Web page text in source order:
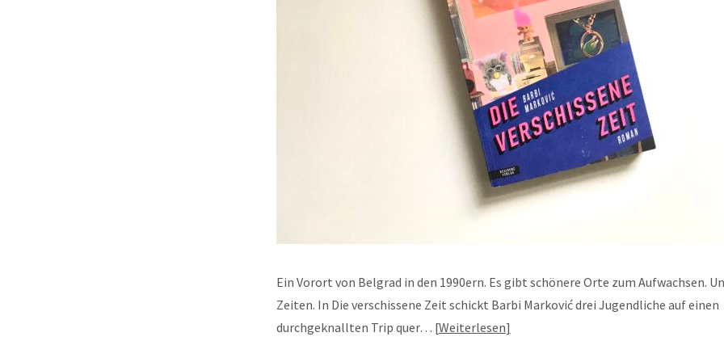
Ein Vorort von Belgrad in den 1990ern. Es gibt schönere Orte zum Aufwachsen.
Zeiten. In Die verschissene Zeit schickt Barbi Marković drei Jugendliche auf einen
durchgeknallten Trip quer… Weiterlesen